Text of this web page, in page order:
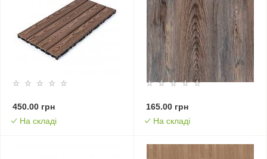
450.00 грн
На складі
165.00 грн
На складі